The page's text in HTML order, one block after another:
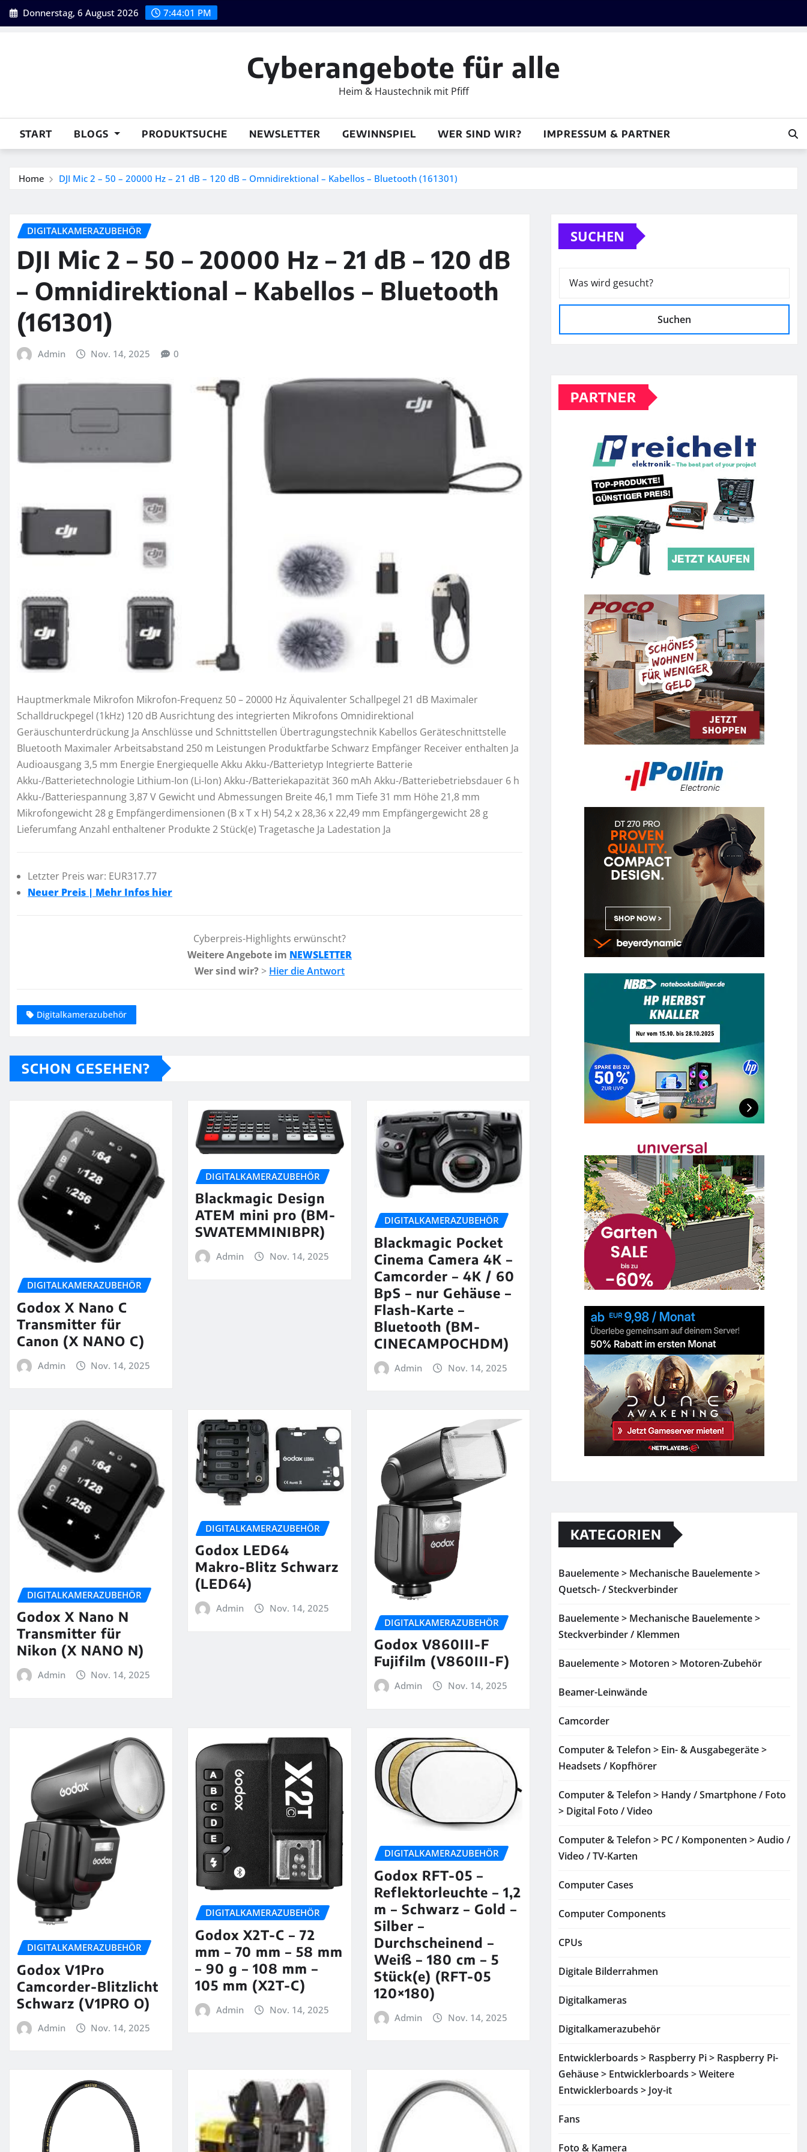
Skip
to
Donnerstag, 6 August 2026 7:44:03 PM
Cyberangebote für alle
Heim & Haustechnik mit Pfiff
START BLOGS PRODUKTSUCHE NEWSLETTER GEWINNSPIEL WER SIND WIR? IMPRESSUM & PARTNER
Home DJI Mic 2 – 50 – 20000 Hz – 21 dB – 120 dB – Omnidirektional – Kabellos – Bluetooth (161301)
DIGITALKAMERAZUBEHÖR
DJI Mic 2 – 50 – 20000 Hz – 21 dB – 120 dB
– Omnidirektional – Kabellos – Bluetooth
(161301)
Admin Nov. 14, 2025 0
Hauptmerkmale Mikrofon Mikrofon-Frequenz 50 – 20000 Hz Äquivalenter Schallpegel 21 dB Maximaler
Schalldruckpegel (1kHz) 120 dB Ausrichtung des integrierten Mikrofons Omnidirektional
Geräuschunterdrückung Ja Anschlüsse und Schnittstellen Übertragungstechnik Kabellos Geräteschnittstelle
Bluetooth Maximaler Arbeitsabstand 250 m Leistungen Produktfarbe Schwarz Empfänger Receiver enthalten Ja
Audioausgang 3,5 mm Energie Energiequelle Akku Akku-/Batterietyp Integrierte Batterie
Akku-/Batterietechnologie Lithium-Ion (Li-Ion) Akku-/Batteriekapazität 360 mAh Akku-/Batteriebetriebsdauer 6 h
Akku-/Batteriespannung 3,87 V Gewicht und Abmessungen Breite 46,1 mm Tiefe 31 mm Höhe 21,8 mm
Mikrofongewicht 28 g Empfängerdimensionen (B x T x H) 54,2 x 28,36 x 22,49 mm Empfängergewicht 28 g
Lieferumfang Anzahl enthaltener Produkte 2 Stück(e) Tragetasche Ja Ladestation Ja
Letzter Preis war: EUR317.77
Neuer Preis | Mehr Infos hier
Cyberpreis-Highlights erwünscht?
Weitere Angebote im NEWSLETTER
Wer sind wir? > Hier die Antwort
Digitalkamerazubehör
SCHON GESEHEN?
DIGITALKAMERAZUBEHÖR
Godox X Nano C
Transmitter für
Canon (X NANO C)
Admin Nov. 14, 2025
DIGITALKAMERAZUBEHÖR
Blackmagic Design
ATEM mini pro (BM-
SWATEMMINIBPR)
Admin Nov. 14, 2025
DIGITALKAMERAZUBEHÖR
Blackmagic Pocket
Cinema Camera 4K –
Camcorder – 4K / 60
BpS – nur Gehäuse –
Flash-Karte –
Bluetooth (BM-
CINECAMPOCHDM)
Admin Nov. 14, 2025
DIGITALKAMERAZUBEHÖR
Godox X Nano N
Transmitter für
Nikon (X NANO N)
Admin Nov. 14, 2025
DIGITALKAMERAZUBEHÖR
Godox LED64
Makro-Blitz Schwarz
(LED64)
Admin
Nov. 14, 2025
DIGITALKAMERAZUBEHÖR
Godox V860III-F
Fujifilm (V860III-F)
Admin Nov. 14, 2025
DIGITALKAMERAZUBEHÖR
Godox V1Pro
Camcorder-Blitzlicht
Schwarz (V1PRO O)
Admin Nov. 14, 2025
DIGITALKAMERAZUBEHÖR
Godox X2T-C – 72
mm – 70 mm – 58 mm
– 90 g – 108 mm –
105 mm (X2T-C)
Admin Nov. 14, 2025
DIGITALKAMERAZUBEHÖR
Godox RFT-05 –
Reflektorleuchte – 1,2
m – Schwarz – Gold –
Silber –
Durchscheinend –
Weiß – 180 cm – 5
Stück(e) (RFT-05
120×180)
Admin Nov. 14, 2025
SUCHEN
Suchen
PARTNER
KATEGORIEN
Bauelemente > Mechanische Bauelemente >
Quetsch- / Steckverbinder
Bauelemente > Mechanische Bauelemente >
Steckverbinder / Klemmen
Bauelemente > Motoren > Motoren-Zubehör
Beamer-Leinwände
Camcorder
Computer & Telefon > Ein- & Ausgabegeräte >
Headsets / Kopfhörer
Computer & Telefon > Handy / Smartphone / Foto
> Digital Foto / Video
Computer & Telefon > PC / Komponenten > Audio /
Video / TV-Karten
Computer Cases
Computer Components
CPUs
Digitale Bilderrahmen
Digitalkameras
Digitalkamerazubehör
Entwicklerboards > Raspberry Pi > Raspberry Pi-
Gehäuse > Entwicklerboards > Weitere
Entwicklerboards > Joy-it
Fans
Foto & Kamera